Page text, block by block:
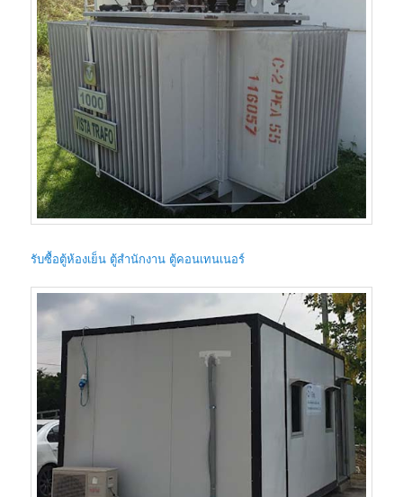
รับซื้อตู้ห้องเย็น ตู้สำนักงาน ตู้คอนเทนเนอร์